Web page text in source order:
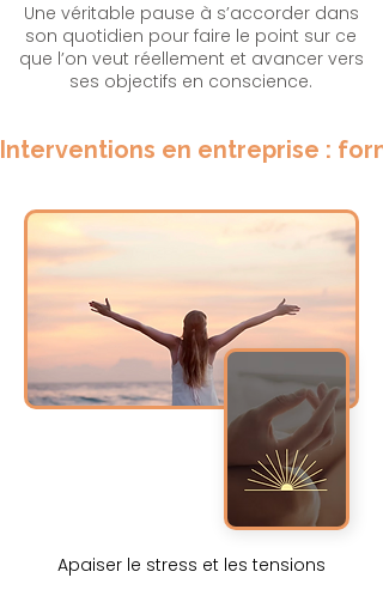
Une véritable pause à s’accorder dans
son quotidien pour faire le point sur ce
que l’on veut réellement et avancer vers
ses objectifs en conscience.
Interventions en entreprise :
Apaiser le stress et les tensions